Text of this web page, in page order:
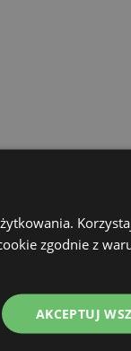
zgodnie z
AKCEPTUJ